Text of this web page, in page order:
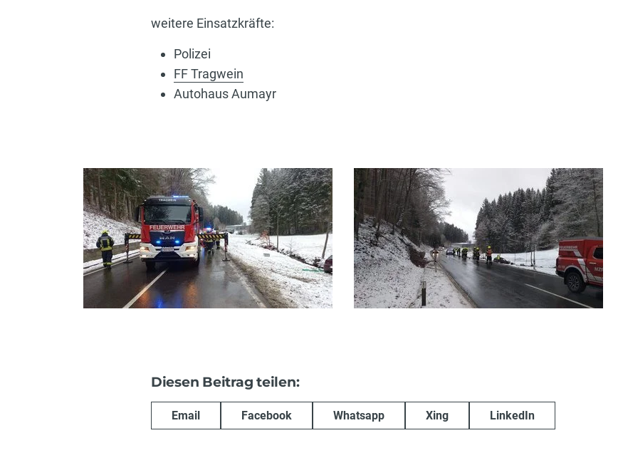
weitere Einsatzkräfte:
Polizei
FF Tragwein
Autohaus Aumayr
Diesen Beitrag teilen:
Email Facebook Whatsapp Xing LinkedIn